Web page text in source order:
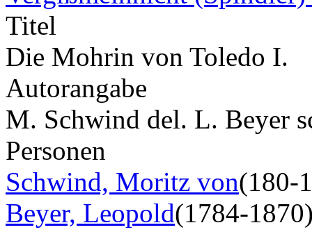
Titel
Die Mohrin von Toledo I.
Autorangabe
M. Schwind del. L. Beyer
Personen
Schwind, Moritz von(180-
Beyer, Leopold(1784-